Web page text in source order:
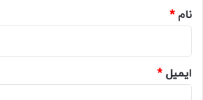
نام*
ایمیل*